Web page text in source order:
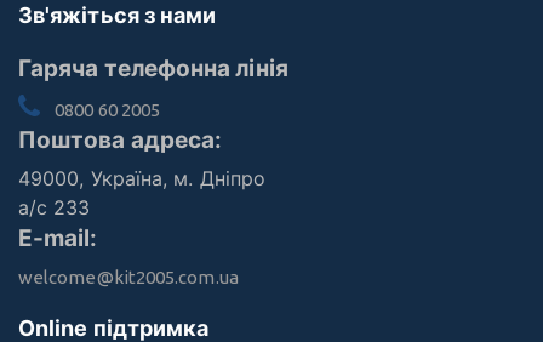
Зв'яжіться з нами
Гаряча телефонна лінія
0800 60 2005
Поштова адреса:
49000, Україна, м. Дніпро
а/с 233
E-mail:
welcome@kit2005.com.ua
Online підтримка